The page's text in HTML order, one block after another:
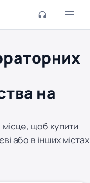
на
щоб купити
або в інших містах